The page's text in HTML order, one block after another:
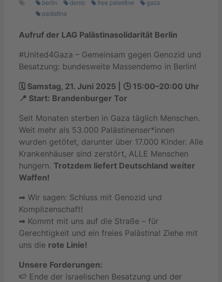
berlin demo free palestine
gaza
palästina
Aufruf der LAG Palästinasolidarität Berlin
#United4Gaza – Gemeinsam gegen Genozid und
Besatzung: bundesweite Massendemo in Berlin!
🗓 Samstag, 21. Juni 2025 | 🕒 15:00–20:00 Uhr
📍 Start: Brandenburger Tor
Seit Monaten sterben in Gaza täglich Menschen.
Weit mehr als 53.000 Palästinenser*innen
wurden getötet, darunter über 17.000 Kinder. Alle
Krankenhäuser sind zerstört, ALLE Menschen
hungern. Trotzdem liefert Deutschland weiter
Waffen!
➡ Wir sagen: Schluss mit Genozid und
Komplizenschaft!
➡ Kommt mit uns auf die Straße – für
Gerechtigkeit und ein freies Palästina! Ziehe mit
uns die rote Linie!
Unsere Forderungen:
🍉 Ende der israelischen Besatzung und der